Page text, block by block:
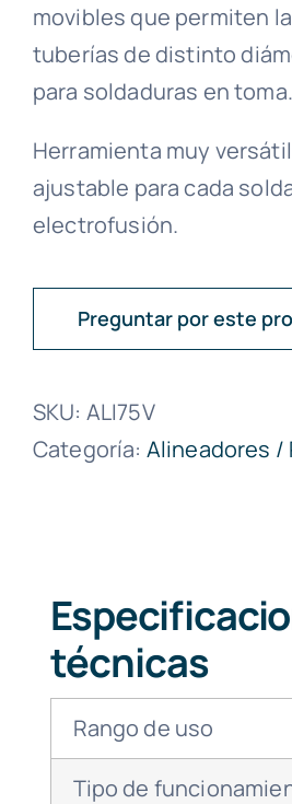
movibles que permiten
tuberías de distinto
para soldaduras en
Herramienta muy
ajustable para cada
electrofusión.
Preguntar por este
SKU: ALI75V
Categoría: Alineadores /
técnicas
Rango de uso
Tipo de